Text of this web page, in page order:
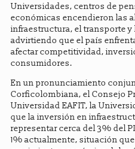
Universidades, centros de
económicas encendieron las
infraestructura, el transporte
advirtiendo que el país
afectar competitividad,
consumidores.
En un pronunciamiento
Corficolombiana, el Consejo
Universidad EAFIT, la
que la inversión en
representar cerca del 3% del
1% actualmente, situación